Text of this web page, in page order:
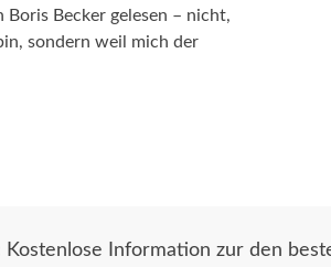
Boris Becker gelesen – nicht,
sondern weil mich der
Kostenlose Information zur den